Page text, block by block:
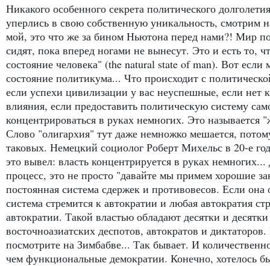
Никакого особенного секрета политического
уперлись в свою собственную уникальность, смотрим
мой, это что же за бином Ньютона перед нами?! Мир
сидят, пока вперед ногами не вынесут. Это и есть то,
состояние человека" (the natural state of man). Вот
состояние политикума... Что происходит с
если успехи цивилизации у вас неуспешные, если нет
влияния, если предоставить политическую систему
концентрироваться в руках немногих. Это называется
Слово "олигархия" тут даже немножко мешается,
таковых. Немецкий социолог Роберт Михельс в 20-е
это вывел: власть концентрируется в руках
процесс, это не просто "давайте мы примем хорошие
постоянная система сдержек и противовесов. Если она
система стремится к автократии и любая автократия
автократии. Такой властью обладают десятки и
восточноазиатских деспотов, автократов и
посмотрите на Зимбабве... Так бывает. И
чем функциональные демократии. Конечно, хотелось